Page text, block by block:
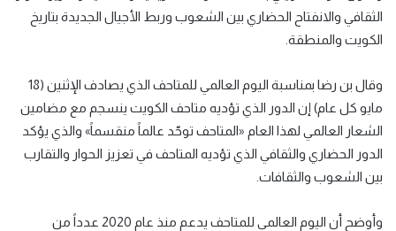
الثقافي والانفتاح الحضاري بين الشعوب وربط الأجيال الجديدة بتاريخ
الكويت والمنطقة.
وقال بن رضا بمناسبة اليوم العالمي للمتاحف الذي يصادف الإثنين (18
مايو كل عام) إن الدور الذي تؤديه متاحف الكويت ينسجم مع مضامين
الشعار العالمي لهذا العام «المتاحف توحّد عالماً منقسماً» والذي يؤكد
الدور الحضاري والثقافي الذي تؤديه المتاحف في تعزيز الحوار والتقارب
بين الشعوب والثقافات.
وأوضح أن اليوم العالمي للمتاحف يدعم منذ عام 2020 عدداً من